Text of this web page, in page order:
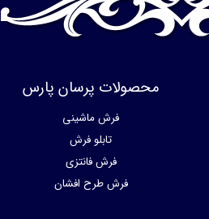
محصولات پرسان پارس
فرش ماشینی
تابلو فرش
فرش فانتزی
فرش طرح افشان